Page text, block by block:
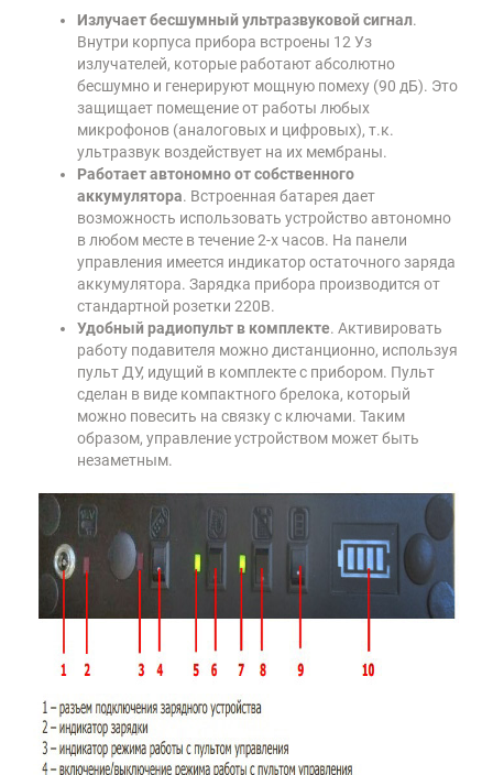
Излучает бесшумный ультразвуковой сигнал.
Внутри корпуса прибора встроены 12 Уз
излучателей, которые работают абсолютно
бесшумно и генерируют мощную помеху (90 дБ). Это
защищает помещение от работы любых
микрофонов (аналоговых и цифровых), т.к.
ультразвук воздействует на их мембраны.
Работает автономно от собственного
аккумулятора. Встроенная батарея дает
возможность использовать устройство автономно
в любом месте в течение 2-х часов. На панели
управления имеется индикатор остаточного заряда
аккумулятора. Зарядка прибора производится от
стандартной розетки 220В.
Удобный радиопульт в комплекте. Активировать
работу подавителя можно дистанционно, используя
пульт ДУ, идущий в комплекте с прибором. Пульт
сделан в виде компактного брелока, который
можно повесить на связку с ключами. Таким
образом, управление устройством может быть
незаметным.